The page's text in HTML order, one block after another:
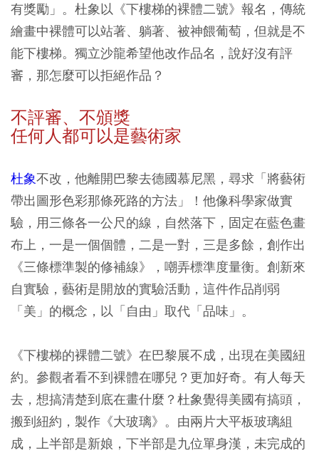
有獎勵」。杜象以《下樓梯的裸體二號》報名，傳統
繪畫中裸體可以站著、躺著、被神餵葡萄，但就是不
能下樓梯。獨立沙龍希望他改作品名，說好沒有評
審，那怎麼可以拒絕作品？
不評審、不頒獎
任何人都可以是藝術家
杜象不改，他離開巴黎去德國慕尼黑，尋求「將藝術
帶出圖形色彩那條死路的方法」！他像科學家做實
驗，用三條各一公尺的線，自然落下，固定在藍色畫
布上，一是一個個體，二是一對，三是多餘，創作出
《三條標準製的修補線》，嘲弄標準度量衡。創新來
自實驗，藝術是開放的實驗活動，這件作品削弱
「美」的概念，以「自由」取代「品味」。
《下樓梯的裸體二號》在巴黎展不成，出現在美國紐
約。參觀者看不到裸體在哪兒？更加好奇。有人每天
去，想搞清楚到底在畫什麼？杜象覺得美國有搞頭，
搬到紐約，製作《大玻璃》。由兩片大平板玻璃組
成，上半部是新娘，下半部是九位單身漢，未完成的